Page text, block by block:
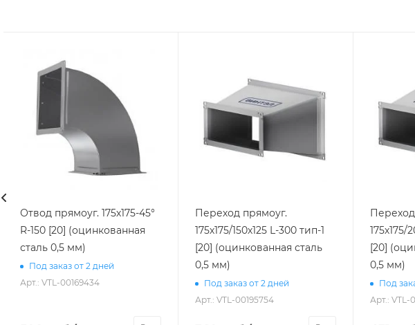
Отвод прямоуг. 175х175-45°
R-150 [20] (оцинкованная
сталь 0,5 мм)
Под заказ от 2 дней
Арт.: VTL-00169434
Переход прямоуг.
175х175/150х125 L-300 тип-1
[20] (оцинкованная сталь
0,5 мм)
Под заказ от 2 дней
Арт.: VTL-00195754
175х175/
[20]
0,5 мм)
Под
Арт.: VTL-